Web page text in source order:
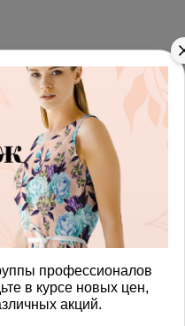
профессионалов
в курсе новых цен,
акций.